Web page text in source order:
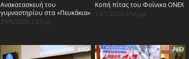
Aνακατασκευή του
γυμναστηρίου στα «Πευκάκια»
29/5/2020 1:29 μμ
Κοπή πίτας του Φοίνικα ΟNEX
13/1/2020 6:56 μμ